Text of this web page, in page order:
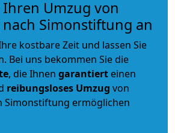
Umzug von
Simonstiftung an
kostbare Zeit und lassen Sie
Bei uns bekommen Sie die
, die Ihnen garantiert einen
reibungsloses Umzug von
Simonstiftung ermöglichen